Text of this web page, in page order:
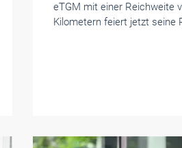
eTGM mit einer Reichweite
Kilometern feiert jetzt seine